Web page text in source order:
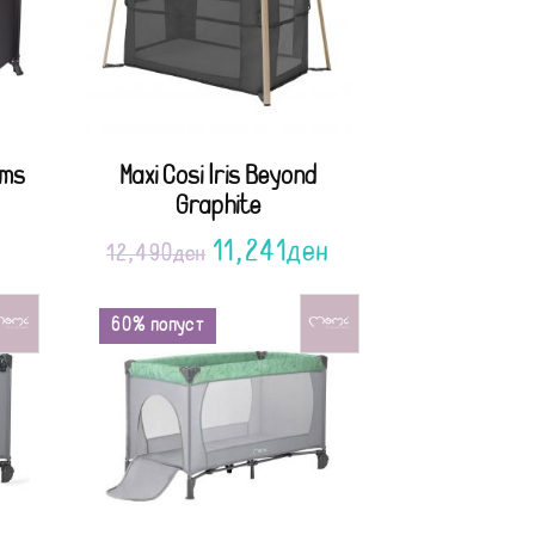
Maxi Cosi Iris Beyond
Graphite
12,490ден 11,241ден
60% попуст